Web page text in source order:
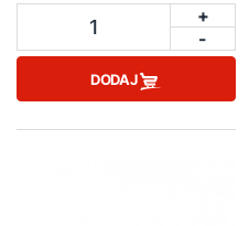
1
+
-
DODAJ